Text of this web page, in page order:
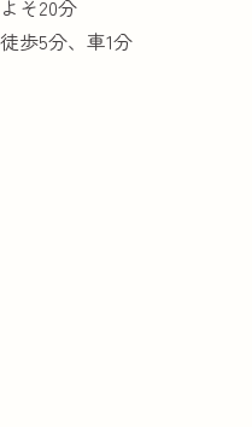
そ20分
歩5分、車1分